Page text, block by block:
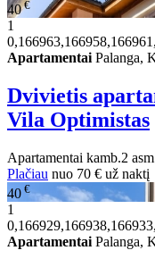
40€
1
Apartamentai Palanga,
Dvivietis
Vila Optimistas
Apartamentai kamb.2
Plačiau nuo 70 € už naktį
40 €
1
Apartamentai Palanga,